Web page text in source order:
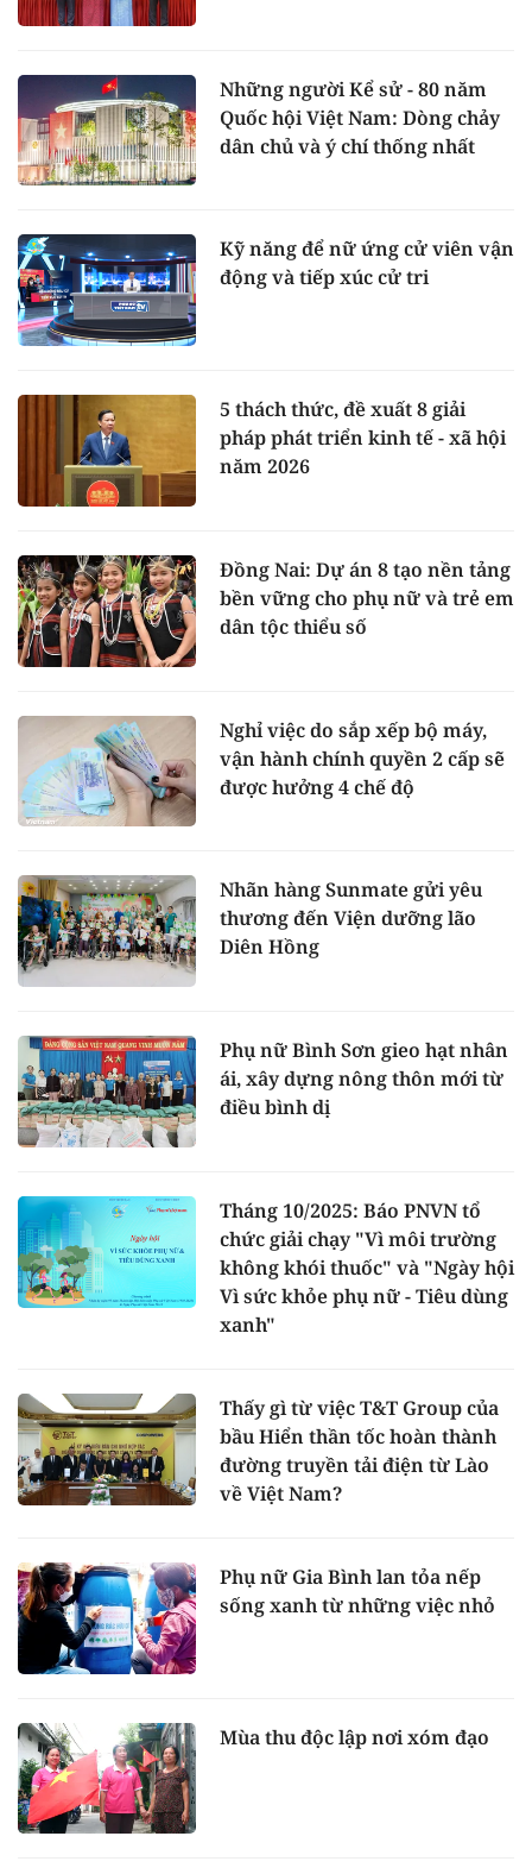
Những người Kể sử - 80 năm
Quốc hội Việt Nam: Dòng chảy
dân chủ và ý chí thống nhất
Kỹ năng để nữ ứng cử viên vận
động và tiếp xúc cử tri
5 thách thức, đề xuất 8 giải
pháp phát triển kinh tế - xã hội
năm 2026
Đồng Nai: Dự án 8 tạo nền tảng
bền vững cho phụ nữ và trẻ em
dân tộc thiểu số
Nghỉ việc do sắp xếp bộ máy,
vận hành chính quyền 2 cấp sẽ
được hưởng 4 chế độ
Nhãn hàng Sunmate gửi yêu
thương đến Viện dưỡng lão
Diên Hồng
Phụ nữ Bình Sơn gieo hạt nhân
ái, xây dựng nông thôn mới từ
điều bình dị
Tháng 10/2025: Báo PNVN tổ
chức giải chạy "Vì môi trường
không khói thuốc" và "Ngày hội
Vì sức khỏe phụ nữ - Tiêu dùng
xanh"
Thấy gì từ việc T&T Group của
bầu Hiển thần tốc hoàn thành
đường truyền tải điện từ Lào
về Việt Nam?
Phụ nữ Gia Bình lan tỏa nếp
sống xanh từ những việc nhỏ
Mùa thu độc lập nơi xóm đạo